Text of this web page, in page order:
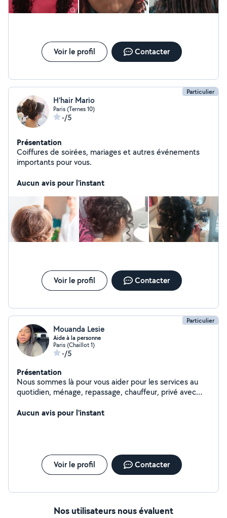
Voir le profil Contacter
Particulier
H'hair Mario
Paris (Ternes 10)
-/5
Présentation
Coiffures de soirées, mariages et autres événements
importants pour vous.
Aucun avis pour l'instant
Voir le profil Contacter
Particulier
Mouanda Lesie
Aide à la personne
Paris (Chaillot 1)
-/5
Présentation
Nous sommes là pour vous aider pour les services au
quotidien, ménage, repassage, chauffeur, privé avec
Esthéticienne à couturière, domicile
Aucun avis pour l'instant
Voir le profil Contacter
Nos utilisateurs nous évaluent